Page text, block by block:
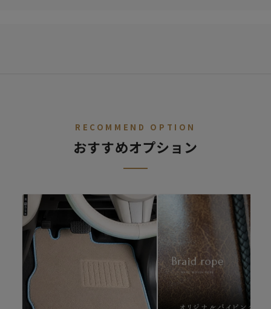
があればご連絡ください。
ファブリック シートカバー診断
RECOMMEND OPTION
おすすめオプション